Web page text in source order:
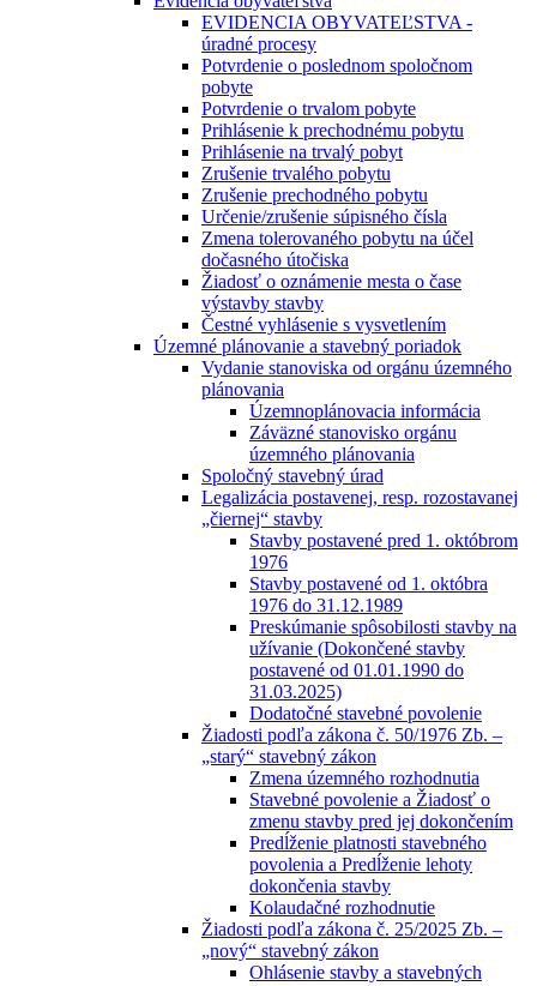
EVIDENCIA OBYVATEĽSTVA -
úradné procesy
Potvrdenie o poslednom spoločnom
pobyte
Potvrdenie o trvalom pobyte
Prihlásenie k prechodnému pobytu
Prihlásenie na trvalý pobyt
Zrušenie trvalého pobytu
Zrušenie prechodného pobytu
Určenie/zrušenie súpisného čísla
Zmena tolerovaného pobytu na účel
dočasného útočiska
Žiadosť o oznámenie mesta o čase
výstavby stavby
Čestné vyhlásenie s vysvetlením
Územné plánovanie a stavebný poriadok
Vydanie stanoviska od orgánu územného
plánovania
Územnoplánovacia informácia
Záväzné stanovisko orgánu
územného plánovania
Spoločný stavebný úrad
Legalizácia postavenej, resp. rozostavanej
„čiernej“ stavby
Stavby postavené pred 1. októbrom
1976
Stavby postavené od 1. októbra
1976 do 31.12.1989
Preskúmanie spôsobilosti stavby na
užívanie (Dokončené stavby
postavené od 01.01.1990 do
31.03.2025)
Dodatočné stavebné povolenie
Žiadosti podľa zákona č. 50/1976 Zb. –
„starý“ stavebný zákon
Zmena územného rozhodnutia
Stavebné povolenie a Žiadosť o
zmenu stavby pred jej dokončením
Predĺženie platnosti stavebného
povolenia a Predĺženie lehoty
dokončenia stavby
Kolaudačné rozhodnutie
Žiadosti podľa zákona č. 25/2025 Zb. –
„nový“ stavebný zákon
Ohlásenie stavby a stavebných